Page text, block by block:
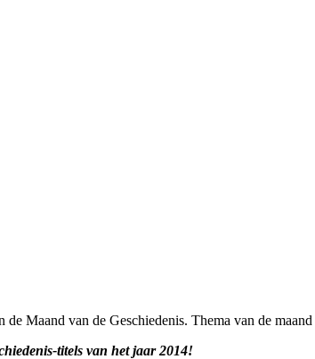
Maand van de Geschiedenis. Thema van de
titels van het jaar 2014!